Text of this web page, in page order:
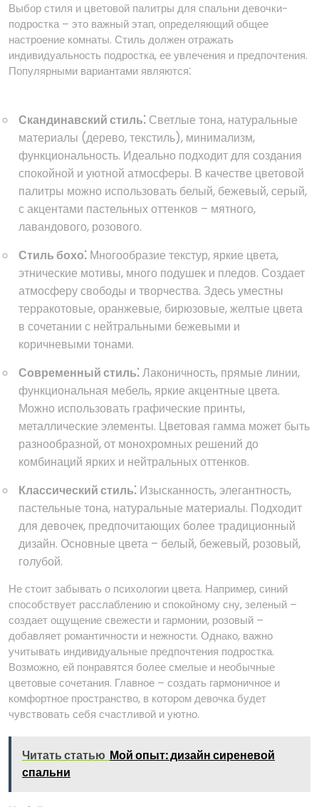
Выбор стиля и цветовой палитры для спальни девочки-
подростка – это важный этап, определяющий общее
настроение комнаты. Стиль должен отражать
индивидуальность подростка, ее увлечения и предпочтения.
Популярными вариантами являются⁚
Скандинавский стиль⁚ Светлые тона, натуральные
материалы (дерево, текстиль), минимализм,
функциональность. Идеально подходит для создания
спокойной и уютной атмосферы. В качестве цветовой
палитры можно использовать белый, бежевый, серый,
с акцентами пастельных оттенков – мятного,
лавандового, розового.
Стиль бохо⁚ Многообразие текстур, яркие цвета,
этнические мотивы, много подушек и пледов. Создает
атмосферу свободы и творчества. Здесь уместны
терракотовые, оранжевые, бирюзовые, желтые цвета
в сочетании с нейтральными бежевыми и
коричневыми тонами.
Современный стиль⁚Лаконичность, прямые линии,
функциональная мебель, яркие акцентные цвета.
Можно использовать графические принты,
металлические элементы. Цветовая гамма может быть
разнообразной, от монохромных решений до
комбинаций ярких и нейтральных оттенков.
Классический стиль⁚ Изысканность, элегантность,
пастельные тона, натуральные материалы. Подходит
для девочек, предпочитающих более традиционный
дизайн. Основные цвета – белый, бежевый, розовый,
голубой.
Не стоит забывать о психологии цвета. Например, синий
способствует расслаблению и спокойному сну, зеленый –
создает ощущение свежести и гармонии, розовый –
добавляет романтичности и нежности. Однако, важно
учитывать индивидуальные предпочтения подростка.
Возможно, ей понравятся более смелые и необычные
цветовые сочетания. Главное – создать гармоничное и
комфортное пространство, в котором девочка будет
чувствовать себя счастливой и уютно.
Читать статью Мой опыт: дизайн сиреневой
спальни